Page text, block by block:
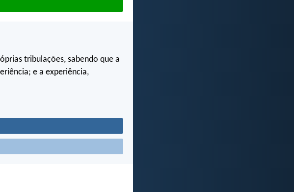
tribulações, sabendo que a
e a experiência,